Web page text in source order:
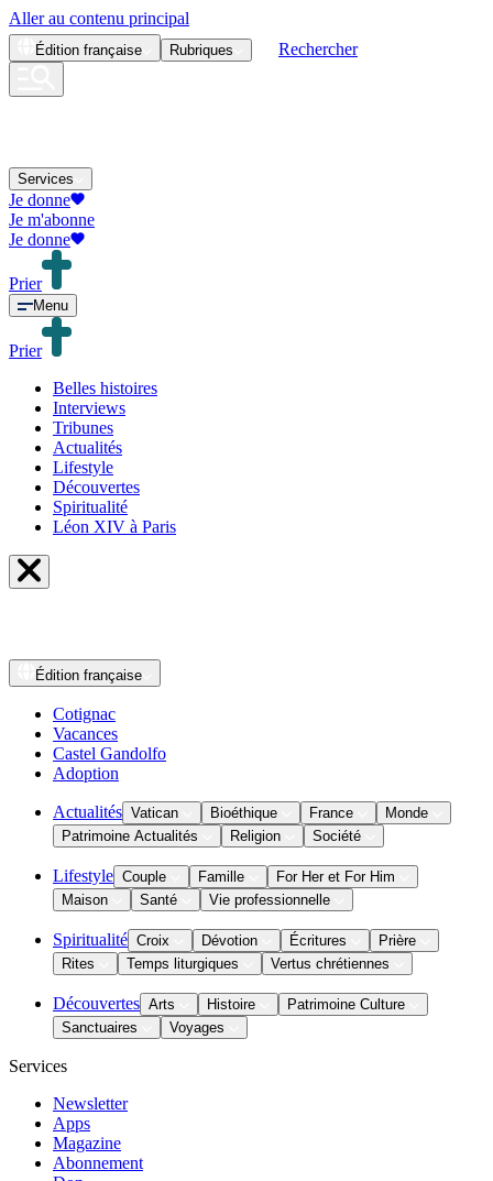
Aller au contenu principal
Édition française Rubriques Rechercher
Services
Je donne
Je m'abonne
Je donne
Prier
Menu
Prier
Belles histoires
Interviews
Tribunes
Actualités
Lifestyle
Découvertes
Spiritualité
Léon XIV à Paris
Édition française
Cotignac
Vacances
Castel Gandolfo
Adoption
Actualités Vatican Bioéthique France
Monde
Patrimoine Actualités
Religion Société
Lifestyle Couple Famille
For Her et For Him
Maison
Santé Vie professionnelle
Spiritualité Croix Dévotion Écritures
Prière
Rites
Temps liturgiques Vertus chrétiennes
Découvertes Arts Histoire
Patrimoine Culture
Sanctuaires
Voyages
Services
Newsletter
Apps
Magazine
Abonnement